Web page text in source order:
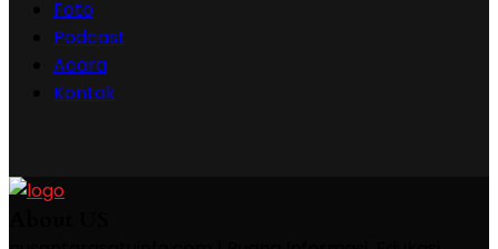
Foto
Podcast
Acara
Kontak